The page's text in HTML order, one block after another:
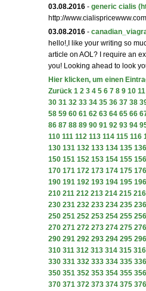
03.08.2016 - generic cialis
http://
03.08.2016 -
hello!,I like your writing so
article on AOL? I require an
you! Looking ahead to look
Hier klicken, um einen
Zurück 1 2 3 4 5 6 7 8 9 10 11
30 31 32 33 34 35 36 37 38
58 59 60 61 62 63 64 65 66
86 87 88 89 90 91 92 93 94
110 111 112 113 114 115 116
130 131 132 133 134 135 136
150 151 152 153 154 155 156
170 171 172 173 174 175 176
190 191 192 193 194 195 196
210 211 212 213 214 215 216
230 231 232 233 234 235 236
250 251 252 253 254 255 256
270 271 272 273 274 275 276
290 291 292 293 294 295 296
310 311 312 313 314 315 316
330 331 332 333 334 335 336
350 351 352 353 354 355 356
370 371 372 373 374 375 376